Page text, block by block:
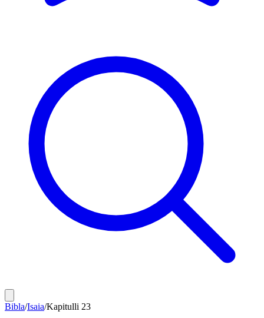
Bibla/Isaia/Kapitulli 23